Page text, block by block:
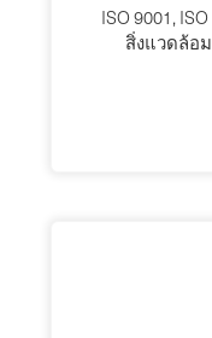
ISO 9001,
สิ่งแวดล้อ